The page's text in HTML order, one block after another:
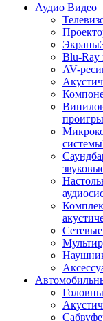
Аудио Видео
Экраны
Blu-Ray
AV-
системы